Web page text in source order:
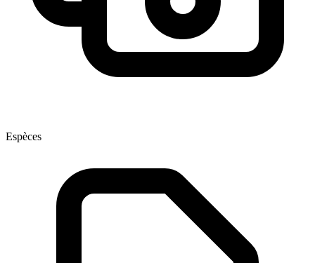
Espèces